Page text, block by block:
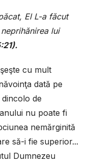
El L-a făcut
lui
cu mult
dată pe
de
nu poate fi
nemărginită
să-i fie superior...
Dumnezeu